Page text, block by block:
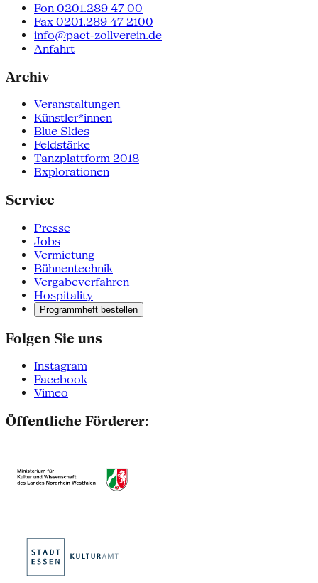
Fon 0201.289 47 00
Fax 0201.289 47 2100
info@pact-zollverein.de
Anfahrt
Archiv
Veranstaltungen
Künstler*innen
Blue Skies
Feldstärke
Tanzplattform 2018
Explorationen
Service
Presse
Jobs
Vermietung
Bühnentechnik
Vergabeverfahren
Hospitality
Programmheft bestellen
Folgen Sie uns
Instagram
Facebook
Vimeo
Öffentliche Förderer: